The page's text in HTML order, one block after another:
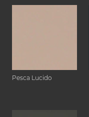
Pesca Lucido